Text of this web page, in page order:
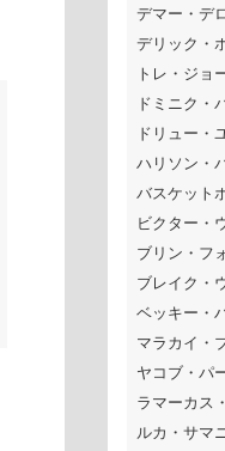
デマー・デ
デリック・
トレ・ジョ
ドミニク・
ドリュー・
ハリソン・
バスケット
ビクター・
ブリン・フ
ブレイク・
ベッキー・
マラカイ・
ヤコブ・パ
ラマーカス
ルカ・サマ